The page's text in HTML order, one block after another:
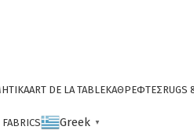
ART DE LA TABLEΚΑΘΡΕΦΤΕΣRUGS
Greek ▼